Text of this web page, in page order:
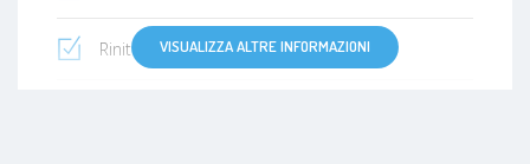
Rinite VISUALIZZA ALTRE INFORMAZIONI